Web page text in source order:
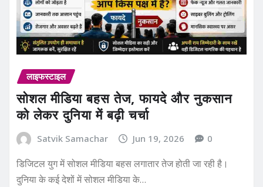
लाइफस्टाइल
सोशल मीडिया बहस तेज, फायदे और नुकसान
को लेकर दुनिया में बढ़ी चर्चा
Satvik Samachar Jun 19, 2026 0
डिजिटल युग में सोशल मीडिया बहस लगातार तेज होती जा रही है।
दुनिया के कई देशों में सोशल मीडिया के…